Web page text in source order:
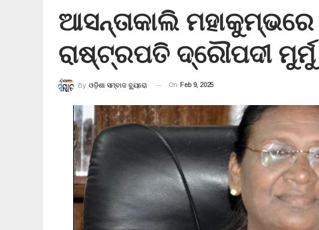
ଆସନ୍ତାକାଲି
ରାଷ୍ଟ୍ରପତି ଦ୍ରୌପଦୀ ମୁର୍ମୁ
By ଓଡ଼ିଶା ସମ୍ବାଦ ବ୍ୟୁରୋ On Feb 9, 2025